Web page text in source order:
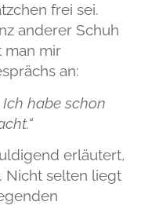
frei sei.
anderer Schuh
man mir
an:
habe schon
erläutert,
Nicht selten liegt